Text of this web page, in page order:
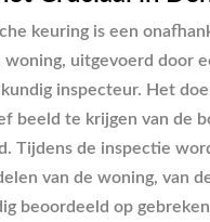
keuring is een
woning, uitgevoerd door
inspecteur. Het
beeld te krijgen van de
Tijdens de inspectie
van de woning, van
beoordeeld op